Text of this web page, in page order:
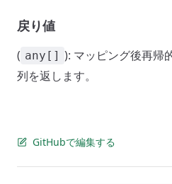
戻り値
( any[] ): マッピング後再帰
列を返します。
GitHubで編集する